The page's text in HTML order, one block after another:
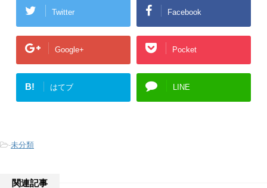
Twitter Facebook
Google+ Pocket
B! はてブ LINE
-未分類
関連記事